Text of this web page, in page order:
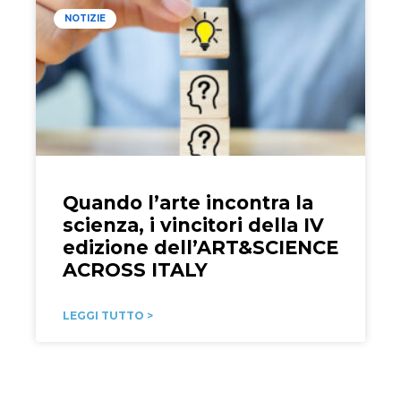
NOTIZIE
Quando l’arte incontra la
scienza, i vincitori della IV
edizione dell’ART&SCIENCE
ACROSS ITALY
LEGGI TUTTO >